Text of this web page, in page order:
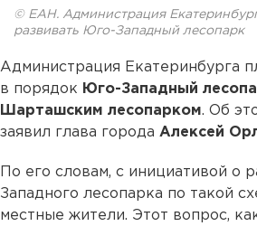
© ЕАН. Администрация
развивать Юго-Западный лесопарк
Администрация Екатеринбурга
в порядок Юго-Западный
Шарташским лесопарком. Об
заявил глава города Алексей
По его словам, с инициативой о
Западного лесопарка по такой
местные жители. Этот вопрос,